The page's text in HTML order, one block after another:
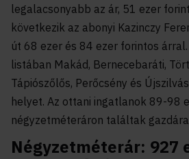
legalacsonyabb az ár, 51 ezer
következik az abonyi Kazinczy
út 68 ezer és 84 ezer forintos
listában Makád, Bernecebaráti,
Tápiószőlős, Perőcsény és
helyet. Az ottani ingatlanok 89-98
négyzetméteráron találtak
Négyzetméterár: 927